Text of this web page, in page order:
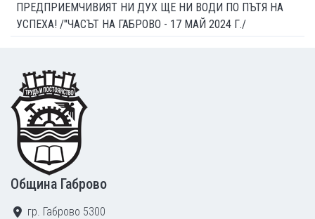
ПРЕДПРИЕМЧИВИЯТ НИ ДУХ ЩЕ НИ ВОДИ ПО ПЪТЯ НА
УСПЕХА! /"ЧАСЪТ НА ГАБРОВО - 17 МАЙ 2024 Г./
Footer
Община Габрово
гр. Габрово 5300